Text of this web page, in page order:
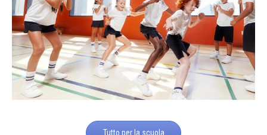
Tutto per la scuola